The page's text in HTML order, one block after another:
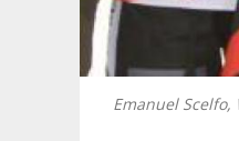
Emanuel